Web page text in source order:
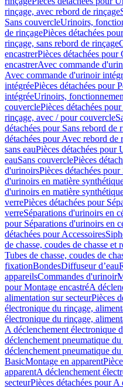
rinçage, avec rebord de rinçage
Sans couvercleUrinoirs,
de rinçagePièces détachées
rinçage, sans rebord de rinçage
encastrerPièces détachées
encastrerAvec commande
Avec commande d'urinoir
intégréePièces détachées pour
intégréeUrinoirs,
couverclePièces détachées
rinçage, avec / pour couvercle
détachées pour Sans rebord de
détachées pour Avec rebord de
sans eauPièces détachées pour
eauSans couverclePièces
d'urinoirsPièces détachées
d'urinoirs en matière
d'urinoirs en matière
verrePièces détachées pour
verreSéparations d'urinoirs en
pour Séparations d'urinoirs en
détachées pour Accessoires
de chasse, coudes de chasse et
Tubes de chasse, coudes de
fixationBondesDiffuseur d’eau
appareilsCommandes d'urinoir
pour Montage encastréA
alimentation sur secteurPièces
électronique du rinçage,
électronique du rinçage,
A déclenchement électronique
déclenchement pneumatique
déclenchement pneumatique
BasicMontage en apparent
apparentA déclenchement
secteurPièces détachées pour